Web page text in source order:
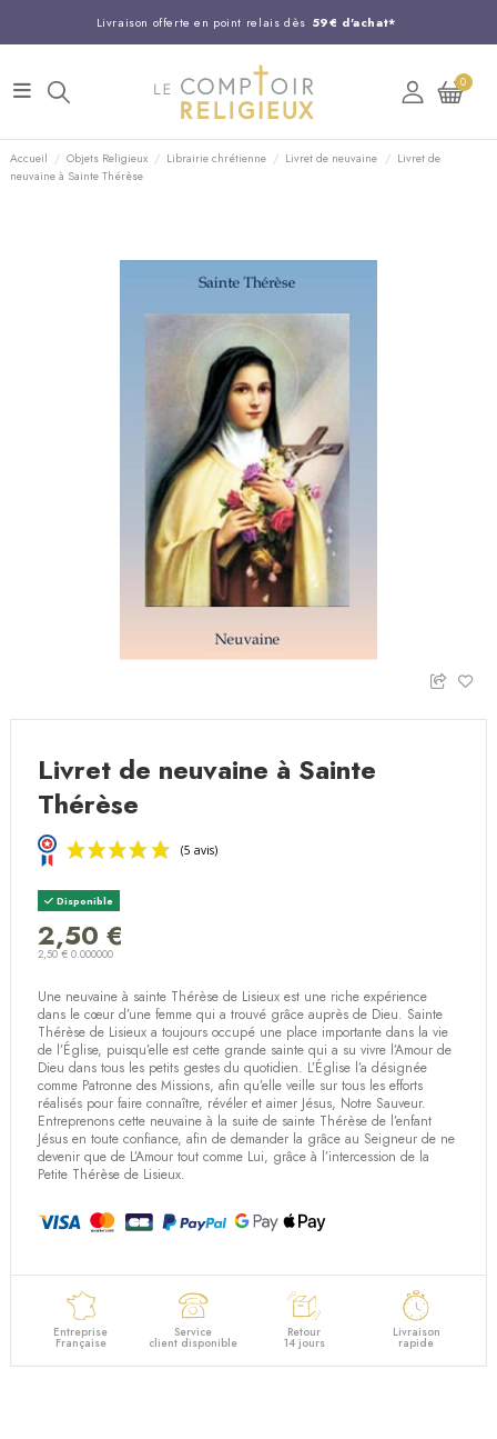
Livraison offerte en point relais dès 59€ d'achat*
Entreprise Française familiale
Support client disponible au 03 20 24 74 15
Commandez avant 14H, expédition le jour même !
0
Accueil Objets Religieux Librairie chrétienne Livret de neuvaine
Livret de
neuvaine à Sainte Thérèse
Livret de neuvaine à Sainte
Thérèse
(5 avis)
Disponible
2,50 €
2,50 € 0.000000
Une neuvaine à sainte Thérèse de Lisieux est une riche expérience
dans le cœur d’une femme qui a trouvé grâce auprès de Dieu. Sainte
Thérèse de Lisieux a toujours occupé une place importante dans la vie
de l’Église, puisqu’elle est cette grande sainte qui a su vivre l’Amour de
Dieu dans tous les petits gestes du quotidien. L’Église l’a désignée
comme Patronne des Missions, afin qu’elle veille sur tous les efforts
réalisés pour faire connaître, révéler et aimer Jésus, Notre Sauveur.
Entreprenons cette neuvaine à la suite de sainte Thérèse de l’enfant
Jésus en toute confiance, afin de demander la grâce au Seigneur de ne
devenir que de L’Amour tout comme Lui, grâce à l’intercession de la
Petite Thérèse de Lisieux.
Entreprise
Française
Service
client disponible
Retour
14 jours
Livraison
rapide